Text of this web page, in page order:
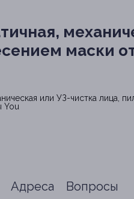
маски
Адреса Вопросы